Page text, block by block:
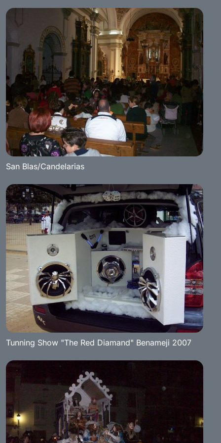
San Blas/Candelarias
Tunning Show "The Red Diamand" Benameji 2007